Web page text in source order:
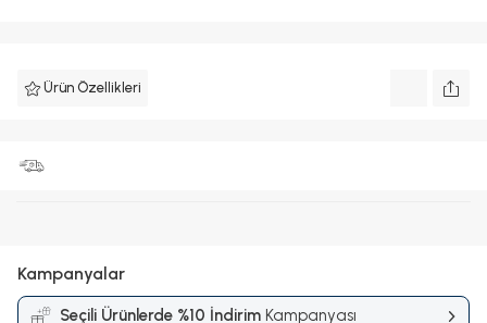
Ürün Özellikleri
Kampanyalar
Seçili Ürünlerde %10 İndirim Kampanyası